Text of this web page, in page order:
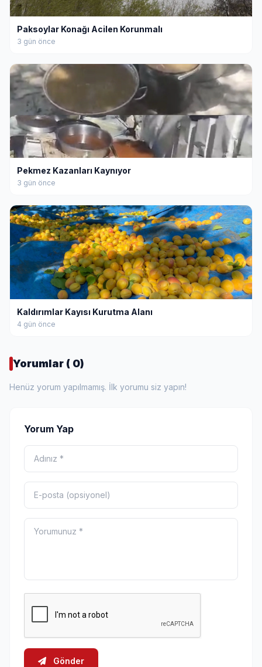
Paksoylar Konağı Acilen Korunmalı
3 gün önce
Pekmez Kazanları Kaynıyor
3 gün önce
Kaldırımlar Kayısı Kurutma Alanı
4 gün önce
Yorumlar ( 0)
Henüz yorum yapılmamış. İlk yorumu siz yapın!
Yorum Yap
Gönder